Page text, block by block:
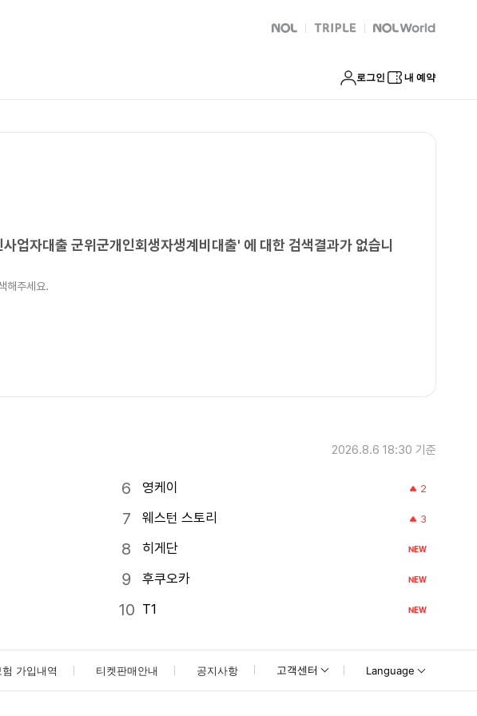
박컨설팅 법인사업자대출 군위군개인회생자생계비대출
NOL 트리플 Global Interpark
로그인 내 예약
업자대출 군위군개인회생자생계비대출' 에 대한 검색결과가 없습니
해주세요.
2026.8.6 18:30 기준
영케이 2
웨스턴 스토리 3
히게단 NEW
후쿠오카 NEW
T1 NEW
가입내역 티켓판매안내 공지사항 고객센터 Language